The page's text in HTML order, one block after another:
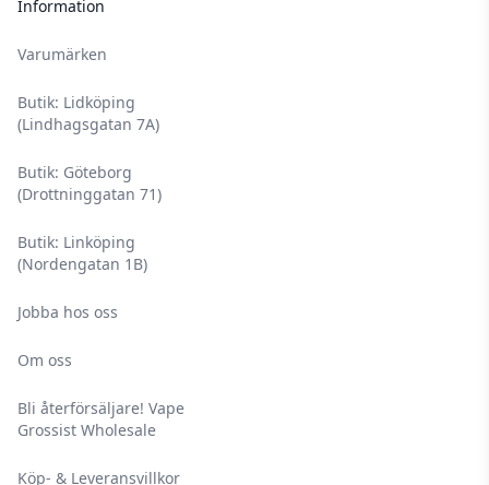
Information
Varumärken
Butik: Lidköping
(Lindhagsgatan 7A)
Butik: Göteborg
(Drottninggatan 71)
Butik: Linköping
(Nordengatan 1B)
Jobba hos oss
Om oss
Bli återförsäljare! Vape
Grossist Wholesale
Köp- & Leveransvillkor